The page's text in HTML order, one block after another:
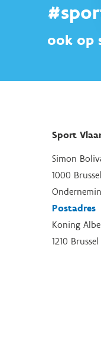
ook op
Sport
Simon
1000 Brussel
Postadres
Koning
1210 Brussel